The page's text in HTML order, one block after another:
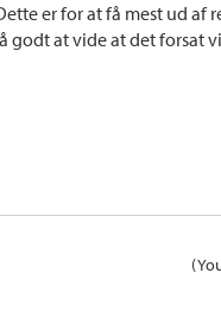
er for at få mest ud af
godt at vide at det forsat